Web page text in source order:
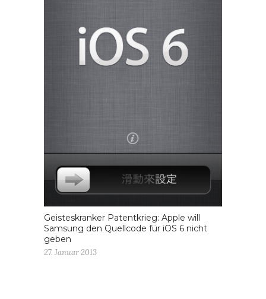
Geisteskranker Patentkrieg: Apple will
Samsung den Quellcode für iOS 6 nicht
geben
27. Januar 2013